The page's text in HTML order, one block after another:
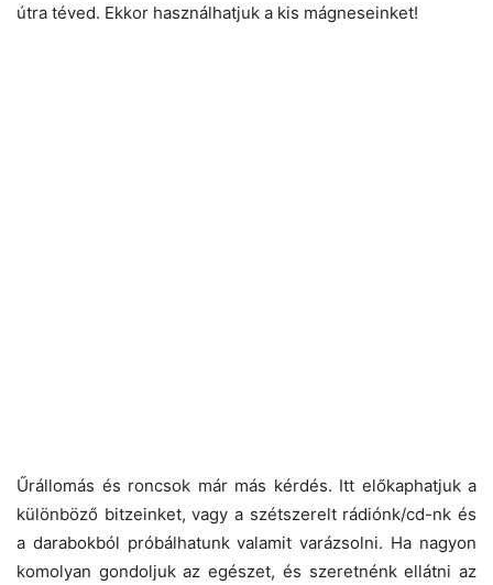
útra téved. Ekkor használhatjuk a kis mágneseinket!
Űrállomás és roncsok már más kérdés. Itt előkaphatjuk a
különböző bitzeinket, vagy a szétszerelt rádiónk/cd-nk és
a darabokból próbálhatunk valamit varázsolni. Ha nagyon
komolyan gondoljuk az egészet, és szeretnénk ellátni az